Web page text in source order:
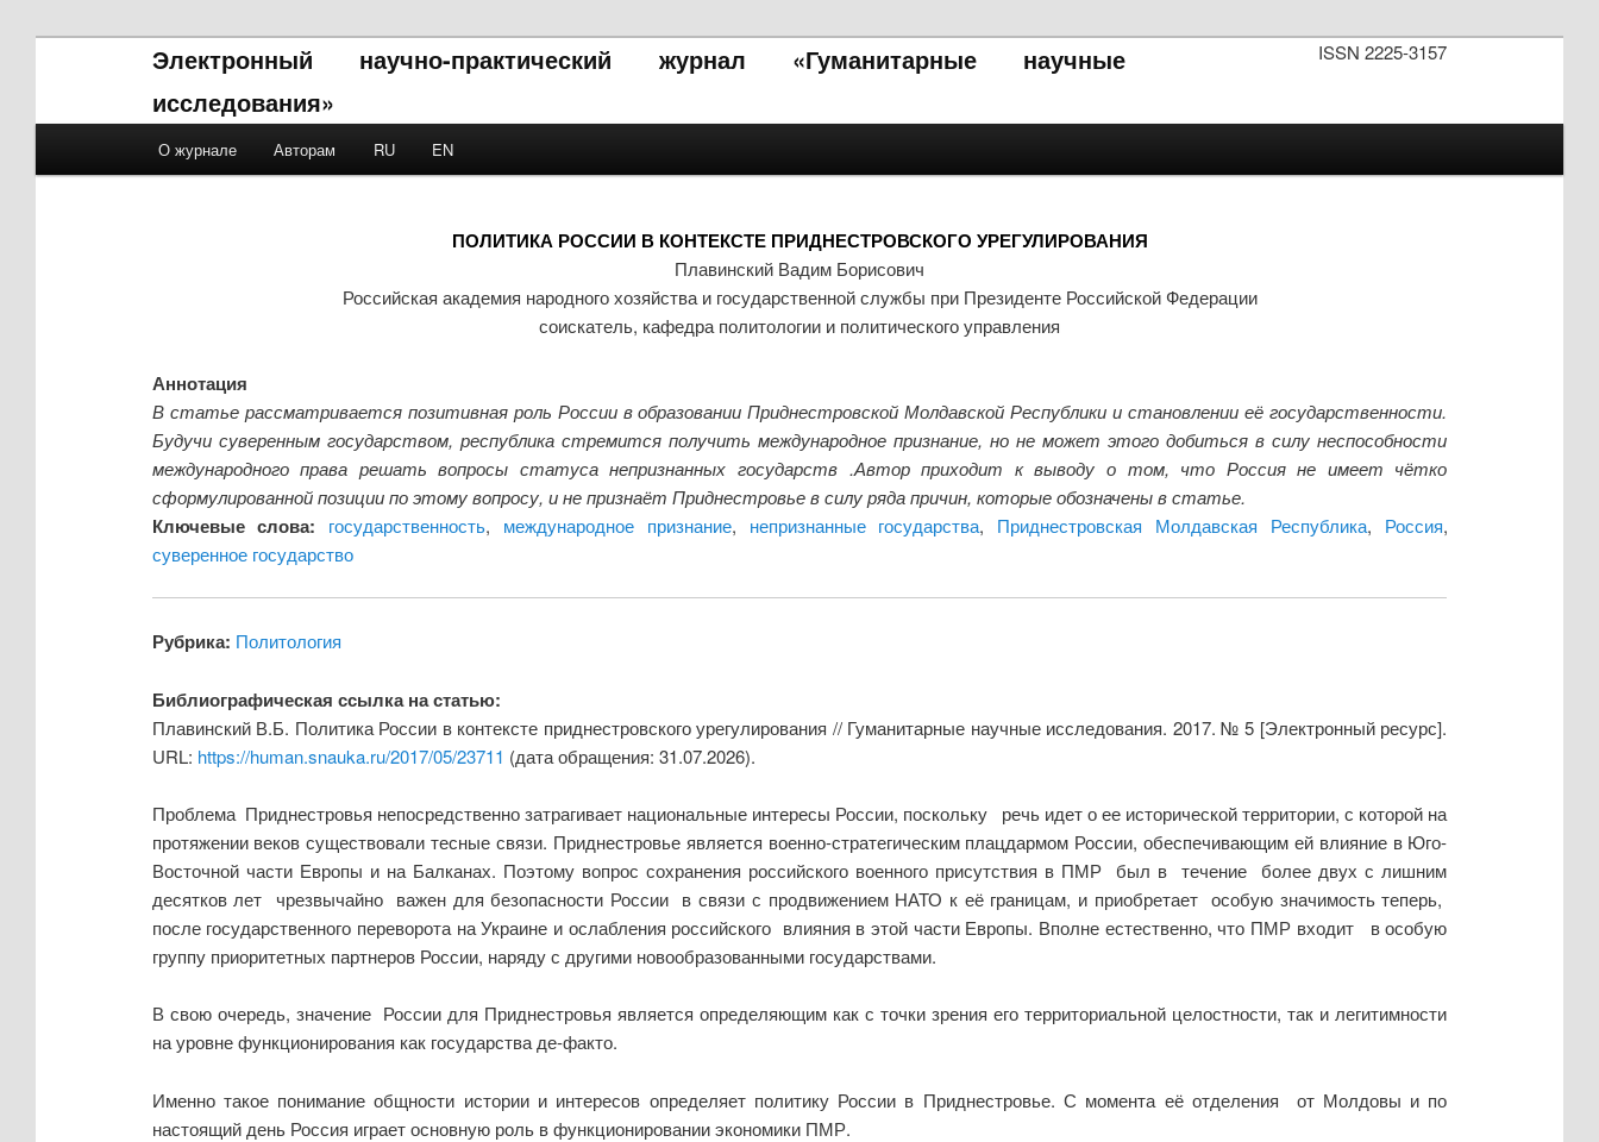
ISSN 2225-3157
Электронный научно-практический журнал «Гуманитарные научные
исследования»
Skip to primary content
Skip to secondary content
О журнале Авторам RU EN
ПОЛИТИКА РОССИИ В КОНТЕКСТЕ ПРИДНЕСТРОВСКОГО УРЕГУЛИРОВАНИЯ
Плавинский Вадим Борисович
Российская академия народного хозяйства и государственной службы при Президенте Российской Федерации
соискатель, кафедра политологии и политического управления
Аннотация
В статье рассматривается позитивная роль России в образовании Приднестровской Молдавской Республики и становлении её государственности.
Будучи суверенным государством, республика стремится получить международное признание, но не может этого добиться в силу неспособности
международного права решать вопросы статуса непризнанных государств .Автор приходит к выводу о том, что Россия не имеет чётко
сформулированной позиции по этому вопросу, и не признаёт Приднестровье в силу ряда причин, которые обозначены в статье.
Ключевые слова: государственность, международное признание, непризнанные государства, Приднестровская Молдавская Республика, Россия,
суверенное государство
Рубрика: Политология
Библиографическая ссылка на статью:
Плавинский В.Б. Политика России в контексте приднестровского урегулирования // Гуманитарные научные исследования. 2017. № 5 [Электронный ресурс].
URL: https://human.snauka.ru/2017/05/23711 (дата обращения: 31.07.2026).
Проблема Приднестровья непосредственно затрагивает национальные интересы России, поскольку речь идет о ее исторической территории, с которой на
протяжении веков существовали тесные связи. Приднестровье является военно-стратегическим плацдармом России, обеспечивающим ей влияние в Юго-
Восточной части Европы и на Балканах. Поэтому вопрос сохранения российского военного присутствия в ПМР был в течение более двух с лишним
десятков лет чрезвычайно важен для безопасности России в связи с продвижением НАТО к её границам, и приобретает особую значимость теперь,
после государственного переворота на Украине и ослабления российского влияния в этой части Европы. Вполне естественно, что ПМР входит в особую
группу приоритетных партнеров России, наряду с другими новообразованными государствами.
В свою очередь, значение России для Приднестровья является определяющим как с точки зрения его территориальной целостности, так и легитимности
на уровне функционирования как государства де-факто.
Именно такое понимание общности истории и интересов определяет политику России в Приднестровье. С момента её отделения от Молдовы и по
настоящий день Россия играет основную роль в функционировании экономики ПМР.